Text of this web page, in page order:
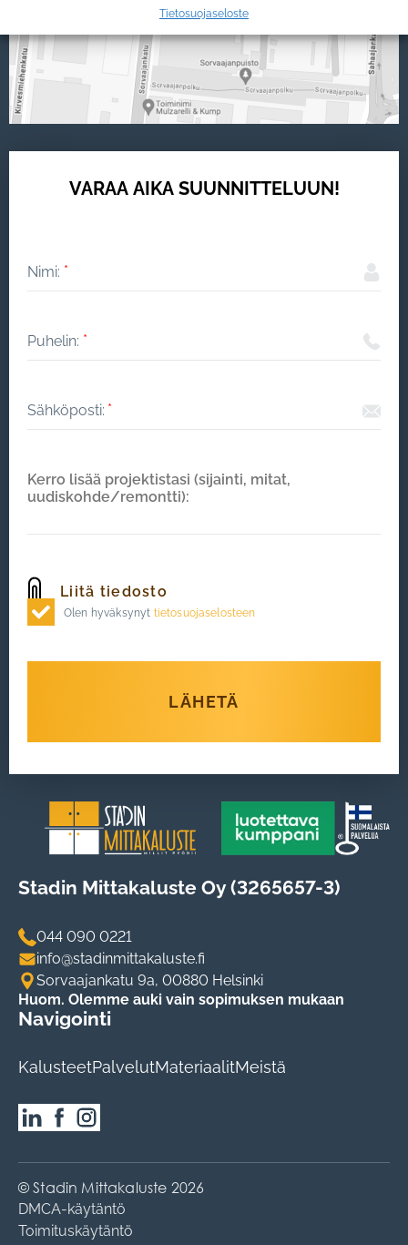
Tietosuojaseloste
VARAA AIKA SUUNNITTELUUN!
Olen hyväksynyt tietosuojaselosteen
LÄHETÄ
Navigointi
KalusteetPalvelutMateriaalitMeistä
Stadin Mittakaluste Oy (3265657-3)
044 090 0221
info@stadinmittakaluste.fi
Sorvaajankatu 9a, 00880 Helsinki
Huom. Olemme auki vain sopimuksen mukaan
© Stadin Mittakaluste 2026
DMCA-käytäntö
Toimituskäytäntö